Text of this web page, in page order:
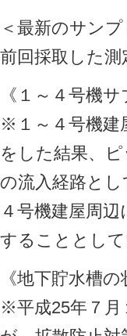
＜最新のサン
前回採取した
《１～４号機
※１～４号機建
をした結果、
の流入経路と
４号機建屋周
することとして
《地下貯水槽の
※平成25年７月